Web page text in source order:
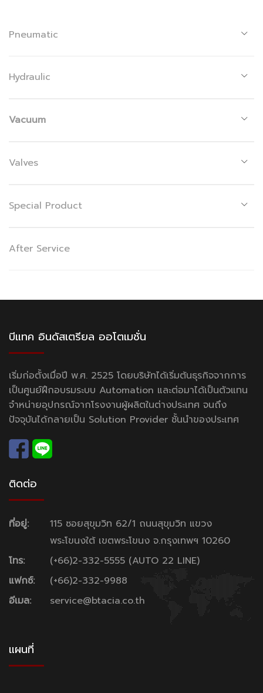
Pneumatic
Hydraulic
Vacuum
Valves
Special Product
After Service
บีแทค อินดัสเตรียล ออโตเมชั่น
เริ่มก่อตั้งเมื่อปี พ.ศ. 2525 โดยบริษัทได้เริ่มต้นธุรกิจจากการ
เป็นศูนย์ฝึกอบรมระบบ Automation และต่อมาได้เป็นตัวแทน
จำหน่ายอุปกรณ์จากโรงงานผู้ผลิตในต่างประเทศ จนถึง
ปัจจุบันได้กลายเป็น Solution Provider ชั้นนำของประเทศ
ติดต่อ
ที่อยู่:
115 ซอยสุขุมวิท 62/1 ถนนสุขุมวิท แขวง
พระโขนงใต้ เขตพระโขนง จ.กรุงเทพฯ 10260
โทร:
(+66)2-332-5555 (AUTO 22 LINE)
แฟกซ์:
(+66)2-332-9988
อีเมล:
service@btacia.co.th
แผนที่